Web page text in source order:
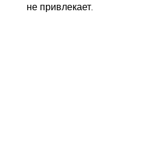
не привлекает.